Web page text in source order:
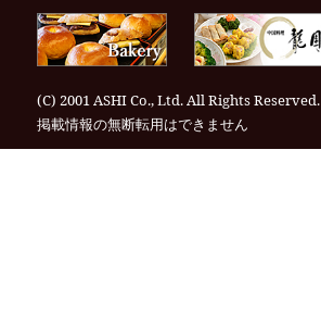
(C) 2001 ASHI Co., Ltd. All Rights Reserved.
掲載情報の無断転⽤はできません